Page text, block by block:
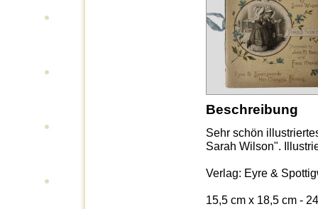
Beschreibung
Sehr schön
Sarah Wilson".
Verlag: Eyre &
15,5 cm x 18,5 cm -